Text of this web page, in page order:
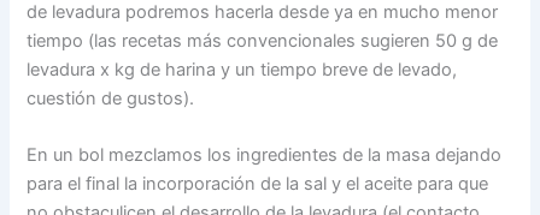
de levadura podremos hacerla desde ya en mucho menor
tiempo (las recetas más convencionales sugieren 50 g de
levadura x kg de harina y un tiempo breve de levado,
cuestión de gustos).
En un bol mezclamos los ingredientes de la masa dejando
para el final la incorporación de la sal y el aceite para que